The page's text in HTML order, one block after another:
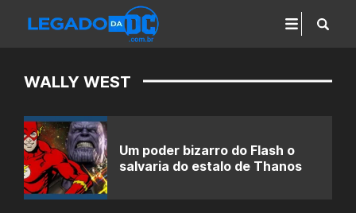
WALLY WEST
Um poder bizarro do Flash o
salvaria do estalo de Thanos